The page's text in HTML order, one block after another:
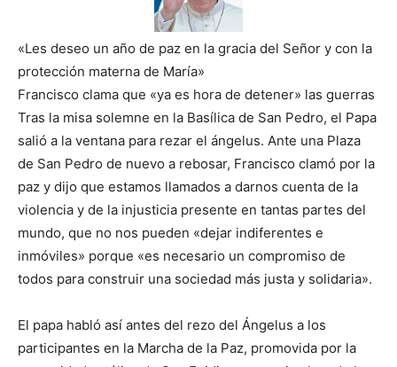
«Les deseo un año de paz en la gracia del Señor y con la
protección materna de María»
Francisco clama que «ya es hora de detener» las guerras
Tras la misa solemne en la Basílica de San Pedro, el Papa
salió a la ventana para rezar el ángelus. Ante una Plaza
de San Pedro de nuevo a rebosar, Francisco clamó por la
paz y dijo que estamos llamados a darnos cuenta de la
violencia y de la injusticia presente en tantas partes del
mundo, que no nos pueden «dejar indiferentes e
inmóviles» porque «es necesario un compromiso de
todos para construir una sociedad más justa y solidaria».
El papa habló así antes del rezo del Ángelus a los
participantes en la Marcha de la Paz, promovida por la